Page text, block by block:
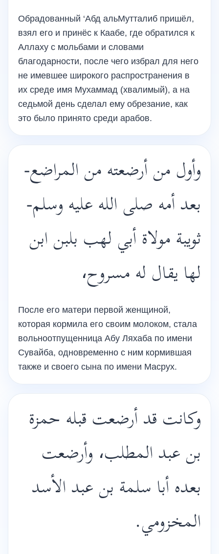
Обрадованный ‘Абд альМутталиб пришёл,
взял его и принёс к Каабе, где обратился к
Аллаху с мольбами и словами
благодарности, после чего избрал для него
не имевшее широкого распространения в
их среде имя Мухаммад (хвалимый), а на
седьмой день сделал ему обрезание, как
это было принято среди арабов.
وأول من أرضعته من المراضع-
بعد أمه صلى الله عليه وسلم-
ثويبة مولاة أبي لهب بلبن ابن
لها يقال له مسروح،
После его матери первой женщиной,
которая кормила его своим молоком, стала
вольноотпущенница Абу Ляхаба по имени
Сувайба, одновременно с ним кормившая
также и своего сына по имени Масрух.
وكانت قد أرضعت قبله حمزة
بن عبد المطلب، وأرضعت
بعده أبا سلمة بن عبد الأسد
المخزومي.